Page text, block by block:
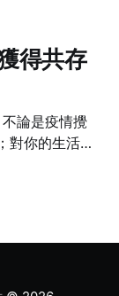
得共存
論是疫情攪
對你的生活和
上的改變？